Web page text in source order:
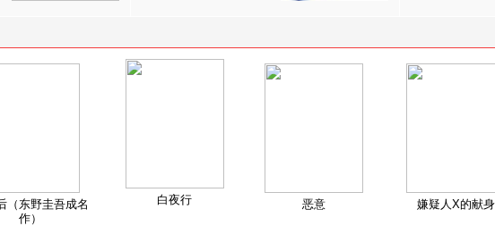
（东野圭吾成名
作）
白夜行 恶意 嫌疑人X的献身